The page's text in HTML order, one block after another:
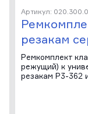
Артикул:
резакам
Ремкомплект
режущий) к
резакам Р3-362